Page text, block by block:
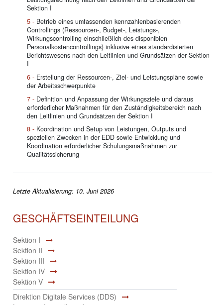
Sektion I
Betrieb eines umfassenden kennzahlenbasierenden
Controllings (Ressourcen-, Budget-, Leistungs-,
Wirkungscontrolling einschließlich des disponiblen
Personalkostencontrollings) inklusive eines standardisierten
Berichtswesens nach den Leitlinien und Grundsätzen der Sektion
I
Erstellung der Ressourcen-, Ziel- und Leistungspläne sowie
der Arbeitsschwerpunkte
Definition und Anpassung der Wirkungsziele und daraus
erforderlicher Maßnahmen für den Zuständigkeitsbereich nach
den Leitlinien und Grundsätzen der Sektion I
Koordination und Setup von Leistungen, Outputs und
speziellen Zwecken in der EDDsowie Entwicklung und
Koordination erforderlicher Schulungsmaßnahmen zur
Qualitätssicherung
Letzte Aktualisierung: 10. Juni 2026
GESCHÄFTSEINTEILUNG
Sektion I
Sektion II
Sektion III
Sektion IV
Sektion V
Direktion Digitale Services (DDS)